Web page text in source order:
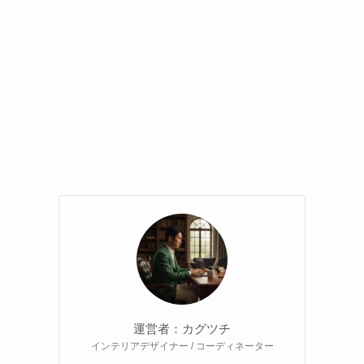
運営者：カグツチ
インテリアデザイナー / コーディネーター